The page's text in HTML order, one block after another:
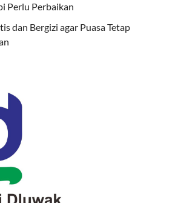
Perlu Perbaikan
dan Bergizi agar Puasa Tetap